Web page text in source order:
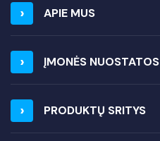
APIE MUS
ĮMONĖS NUOSTATOS
PRODUKTŲ SRITYS